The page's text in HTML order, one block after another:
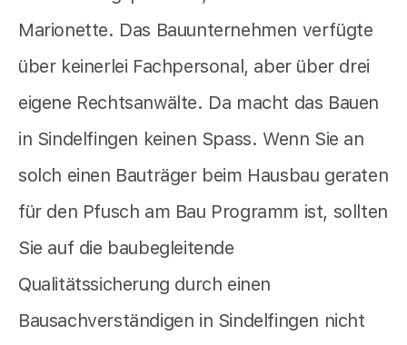
Marionette. Das Bauunternehmen verfügte
über keinerlei Fachpersonal, aber über drei
eigene Rechtsanwälte. Da macht das Bauen
in Sindelfingen keinen Spass. Wenn Sie an
solch einen Bauträger beim Hausbau geraten
für den Pfusch am Bau Programm ist, sollten
Sie auf die baubegleitende
Qualitätssicherung durch einen
Bausachverständigen in Sindelfingen nicht